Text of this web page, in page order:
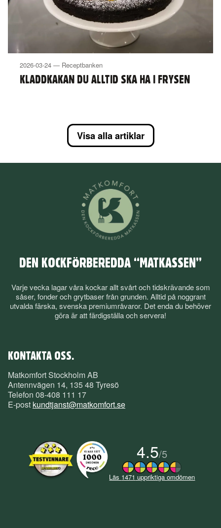
2026-03-24 — Receptbanken
KLADDKAKAN DU ALLTID SKA HA I FRYSEN
Visa alla artiklar
DEN KOCKFÖRBEREDDA “MATKASSEN”
Varje vecka lagar våra kockar allt svårt och tidskrävande som
såser, fonder och grytbaser från grunden. Alltid på noggrant
utvalda färska, svenska premiumråvaror. Det enda du behöver
göra är att färdigställa och servera!
KONTAKTA OSS.
Matkomfort Stockholm AB
Antennvägen 14, 135 48 Tyresö
Telefon 08-408 111 17
E-post kundtjanst@matkomfort.se
4.5/5
Läs 1471 uppriktiga omdömen